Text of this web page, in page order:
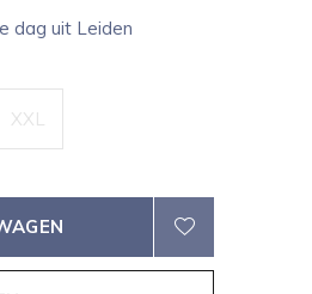
dag uit Leiden
XXL